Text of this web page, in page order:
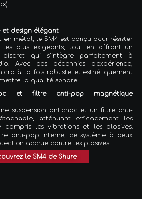
et design élégant
en métal, le SM4 est conçu pour résister
les plus exigeants, tout en offrant un
qui s'intègre parfaitement à
Avec des décennies d'expérience,
à la fois robuste et esthétiquement
la qualité sonore.
et filtre anti-pop magnétique
suspension antichoc et un filtre anti-
atténuant efficacement les
compris les vibrations et les plosives.
anti-pop interne, ce système à deux
accrue contre les plosives.
le SM4 de Shure